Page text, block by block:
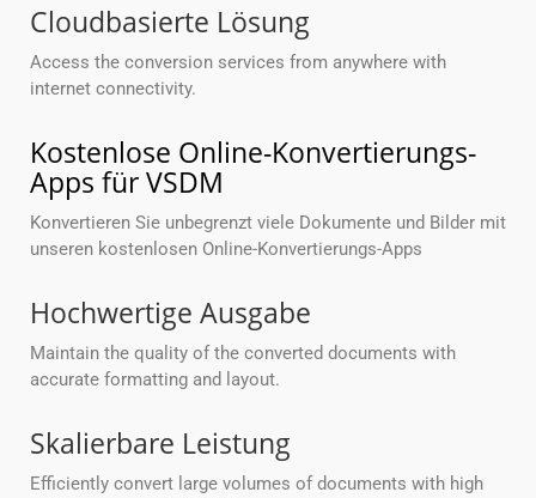
Cloudbasierte Lösung
Access the conversion services from anywhere with
internet connectivity.
Kostenlose Online-Konvertierungs-
Apps für VSDM
Konvertieren Sie unbegrenzt viele Dokumente und Bilder mit
unseren kostenlosen Online-Konvertierungs-Apps
Hochwertige Ausgabe
Maintain the quality of the converted documents with
accurate formatting and layout.
Skalierbare Leistung
Efficiently convert large volumes of documents with high